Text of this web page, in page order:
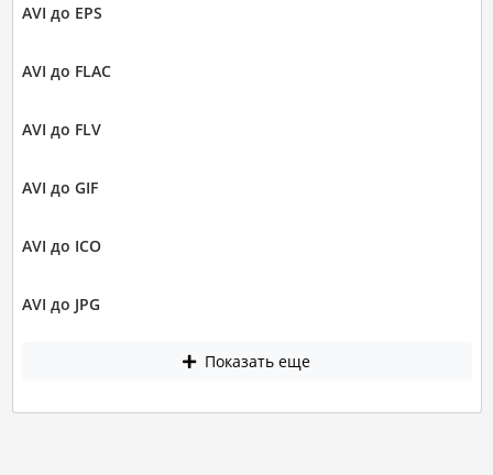
AVI до EPS
AVI до FLAC
AVI до FLV
AVI до GIF
AVI до ICO
AVI до JPG
Показать еще